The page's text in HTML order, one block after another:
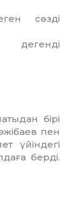
сөзді
дегенді
бірі
пен
үйіндегі
берді.